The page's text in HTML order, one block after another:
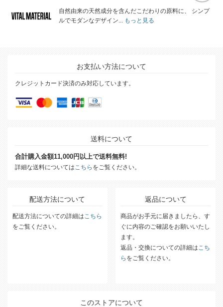
自然由来の天然成分を含んだこだわりの原料に、 シンプ
ルでモダンなデザイン...
もっと見る
お支払い方法について
クレジットカード決済のみ対応しています。
送料について
合計購入金額11,000円以上で送料無料!
詳細な送料については こちら をご覧ください。
配送方法について
配送方法についての詳細は こちら
をご覧ください。
返品について
商品がお手元に届きましたら、す
ぐに内容のご確認をお願いいたし
ます。
返品・交換についての詳細は こち
ら をご覧ください。
このストアについて